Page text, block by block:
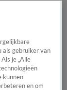
Hart
Tip de
als gebruiker van
je „Alle
kunnen
en om